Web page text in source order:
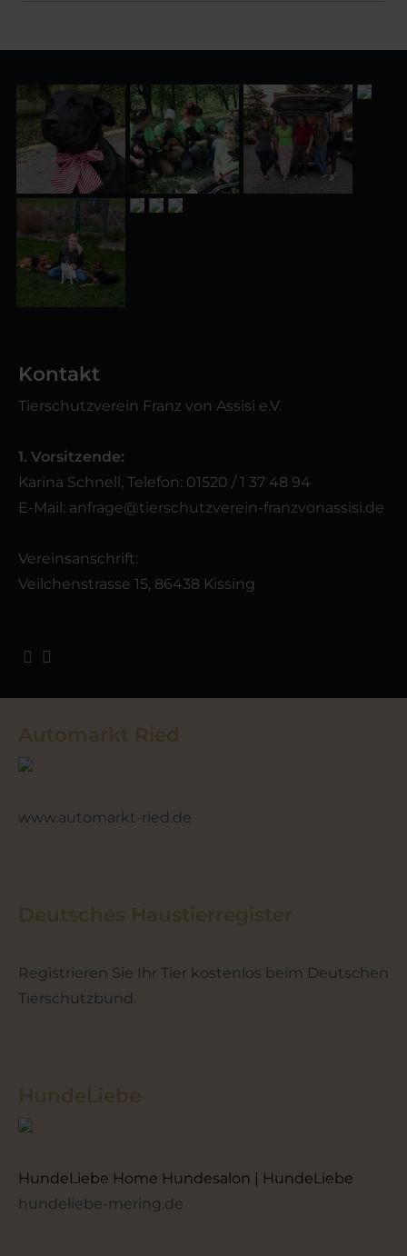
Kontakt
Tierschutzverein Franz von Assisi e.V.
1. Vorsitzende:
Karina Schnell, Telefon: 01520 / 1 37 48 94
E-Mail: anfrage@tierschutzverein-franzvonassisi.de
Vereinsanschrift:
Veilchenstrasse 15, 86438 Kissing
www.automarkt-ried.de
Registrieren Sie Ihr Tier kostenlos beim Deutschen
Tierschutzbund.
HundeLiebe Home Hundesalon | HundeLiebe
hundeliebe-mering.de